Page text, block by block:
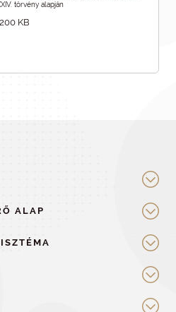
törvény alapján
KB
ALAP